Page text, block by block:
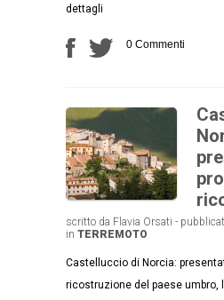
dettagli
0 Commenti
scritto da Flavia Orsati -
in TERREMOTO
Castelluccio di Norcia:
ricostruzione del paese umbro,